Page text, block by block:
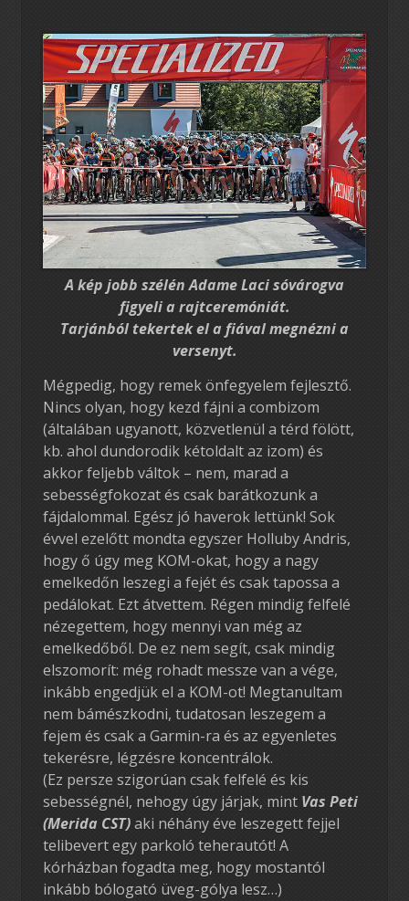
A kép jobb szélén Adame Laci sóvárogva
figyeli a rajtceremóniát.
Tarjánból tekertek el a fiával megnézni a
versenyt.
Mégpedig, hogy remek önfegyelem fejlesztő.
Nincs olyan, hogy kezd fájni a combizom
(általában ugyanott, közvetlenül a térd fölött,
kb. ahol dundorodik kétoldalt az izom) és
akkor feljebb váltok – nem, marad a
sebességfokozat és csak barátkozunk a
fájdalommal. Egész jó haverok lettünk! Sok
évvel ezelőtt mondta egyszer Holluby Andris,
hogy ő úgy meg KOM-okat, hogy a nagy
emelkedőn leszegi a fejét és csak tapossa a
pedálokat. Ezt átvettem. Régen mindig felfelé
nézegettem, hogy mennyi van még az
emelkedőből. De ez nem segít, csak mindig
elszomorít: még rohadt messze van a vége,
inkább engedjük el a KOM-ot! Megtanultam
nem bámészkodni, tudatosan leszegem a
fejem és csak a Garmin-ra és az egyenletes
tekerésre, légzésre koncentrálok.
(Ez persze szigorúan csak felfelé és kis
sebességnél, nehogy úgy járjak, mint Vas Peti
(Merida CST)aki néhány éve leszegett fejjel
telibevert egy parkoló teherautót! A
kórházban fogadta meg, hogy mostantól
inkább bólogató üveg-gólya lesz…)